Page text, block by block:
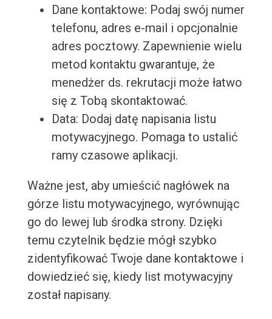
Dane kontaktowe: Podaj swój numer
telefonu, adres e-mail i opcjonalnie
adres pocztowy. Zapewnienie wielu
metod kontaktu gwarantuje, że
menedżer ds. rekrutacji może łatwo
się z Tobą skontaktować.
Data: Dodaj datę napisania listu
motywacyjnego. Pomaga to ustalić
ramy czasowe aplikacji.
Ważne jest, aby umieścić nagłówek na
górze listu motywacyjnego, wyrównując
go do lewej lub środka strony. Dzięki
temu czytelnik będzie mógł szybko
zidentyfikować Twoje dane kontaktowe i
dowiedzieć się, kiedy list motywacyjny
został napisany.